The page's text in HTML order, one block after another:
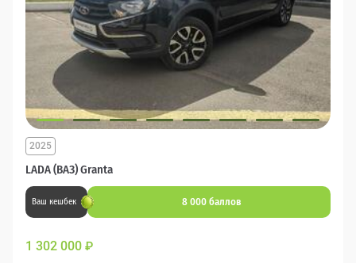
LADA (ВАЗ) Granta
2025
Ваш кешбек 8 000 баллов
1 302 000 ₽